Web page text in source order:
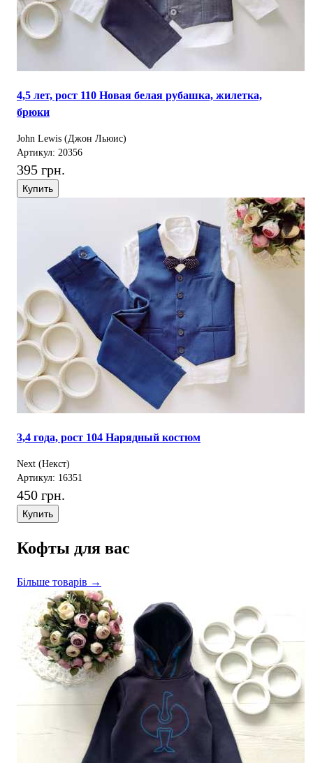
4,5 лет, рост 110 Новая белая рубашка, жилетка,
брюки
John Lewis (Джон Льюис)
Артикул: 20356
395 грн.
Купить
3,4 года, рост 104 Нарядный костюм
Next (Некст)
Артикул: 16351
450 грн.
Купить
Кофты для вас
Більше товарів →